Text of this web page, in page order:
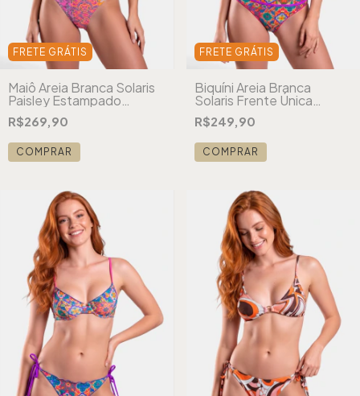
FRETE GRÁTIS
Maiô Areia Branca Solaris
Paisley Estampado
Laranja
R$269,90
COMPRAR
FRETE GRÁTIS
Biquíni Areia Branca
Solaris Frente Única
Riviera Azul
R$249,90
COMPRAR